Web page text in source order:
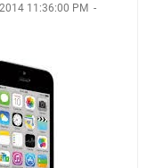
11:36:00 PM